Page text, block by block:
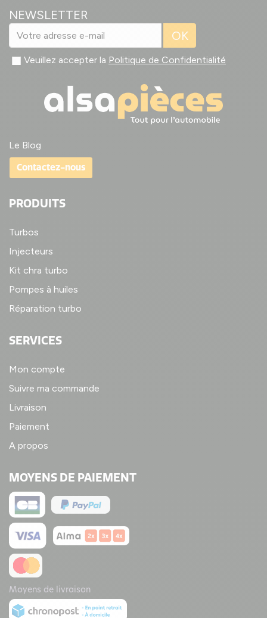
NEWSLETTER
OK
Veuillez accepter la Politique de Confidentialité
Le Blog
Contactez-nous
PRODUITS
Turbos
Injecteurs
Kit chra turbo
Pompes à huiles
Réparation turbo
SERVICES
Mon compte
Suivre ma commande
Livraison
Paiement
A propos
MOYENS DE PAIEMENT
Moyens de livraison